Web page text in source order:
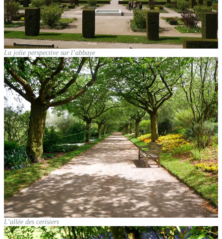
La jolie perspective sur l’abbaye
L’allée des cerisiers